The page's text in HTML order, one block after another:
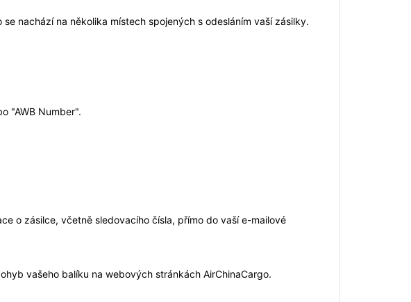
nachází na několika místech spojených s odesláním vaší zásilky.
"AWB Number".
o zásilce, včetně sledovacího čísla, přímo do vaší e-mailové
vašeho balíku na webových stránkách AirChinaCargo.